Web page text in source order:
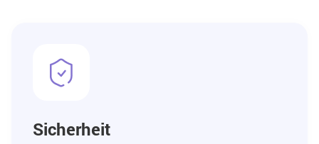
Sicherheit